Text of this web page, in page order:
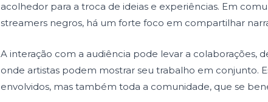
acolhedor para a troca de ideias e experiências. Em
streamers negros, há um forte foco em compartilhar
A interação com a audiência pode levar a colaborações,
onde artistas podem mostrar seu trabalho em conjunto.
envolvidos, mas também toda a comunidade, que se